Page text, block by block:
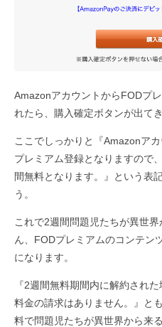
AmazonアカウントからFODプ
れたら、購入確定ボタンが出てき
ここでしっかりと『Amazonア
プレミアム登録となりますので
間無料となります。』という表
う。
これで2週間問題児たちが異世
ん、FODプレミアムのコンテン
になります。
『2週間無料期間内に解約され
料金の請求はありません。』と
料で問題児たちが異世界から来